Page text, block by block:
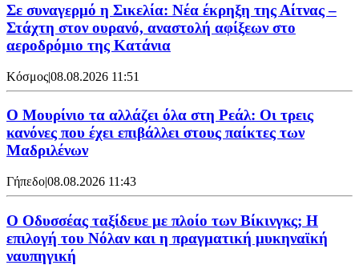
Σε συναγερμό η Σικελία: Νέα έκρηξη της Αίτνας –
Στάχτη στον ουρανό, αναστολή αφίξεων στο
αεροδρόμιο της Κατάνια
Κόσμος|08.08.2026 11:51
Ο Μουρίνιο τα αλλάζει όλα στη Ρεάλ: Οι τρεις
κανόνες που έχει επιβάλλει στους παίκτες των
Μαδριλένων
Γήπεδο|08.08.2026 11:43
Ο Οδυσσέας ταξίδευε με πλοίο των Βίκινγκς; Η
επιλογή του Νόλαν και η πραγματική μυκηναϊκή
ναυπηγική